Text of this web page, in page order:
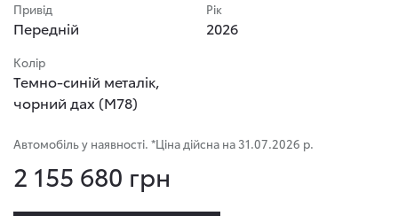
Привід
Передній
Рік
2026
Колір
Темно-синій металік,
чорний дах (М78)
Автомобіль у наявності. *Ціна дійсна на 31.07.2026 р.
2 155 680 грн